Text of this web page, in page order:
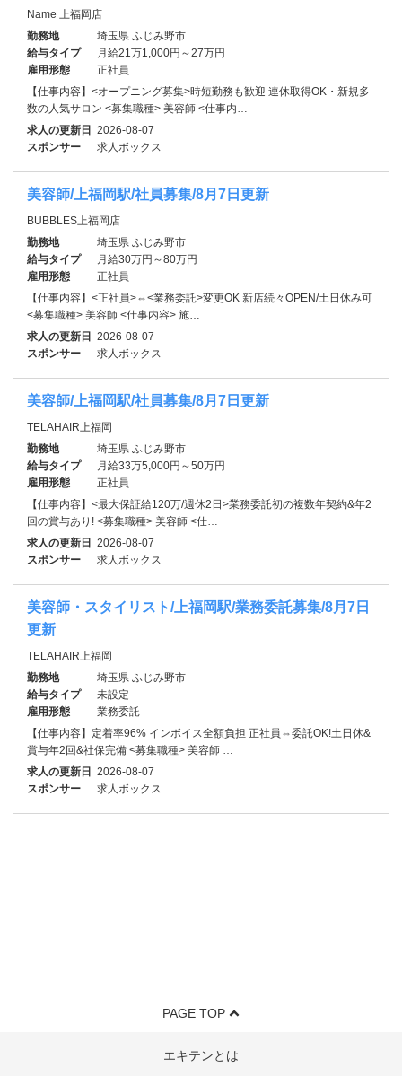
Name 上福岡店
勤務地
埼玉県 ふじみ野市
給与タイプ
月給21万1,000円～27万円
雇用形態
正社員
【仕事内容】<オープニング募集>時短勤務も歓迎 連休取得OK・新規多
数の人気サロン <募集職種> 美容師 <仕事内…
求人の更新日 2026-08-07
スポンサー
求人ボックス
美容師/上福岡駅/社員募集/8月7日更新
BUBBLES上福岡店
勤務地
埼玉県 ふじみ野市
給与タイプ
月給30万円～80万円
雇用形態
正社員
【仕事内容】<正社員>⇔<業務委託>変更OK 新店続々OPEN/土日休み可
<募集職種> 美容師 <仕事内容> 施…
求人の更新日 2026-08-07
スポンサー
求人ボックス
美容師/上福岡駅/社員募集/8月7日更新
TELAHAIR上福岡
勤務地
埼玉県 ふじみ野市
給与タイプ
月給33万5,000円～50万円
雇用形態
正社員
【仕事内容】<最大保証給120万/週休2日>業務委託初の複数年契約&年2
回の賞与あり! <募集職種> 美容師 <仕…
求人の更新日 2026-08-07
スポンサー
求人ボックス
美容師・スタイリスト/上福岡駅/業務委託募集/8月7日
更新
TELAHAIR上福岡
勤務地
埼玉県 ふじみ野市
給与タイプ
未設定
雇用形態
業務委託
【仕事内容】定着率96% インボイス全額負担 正社員⇔委託OK!土日休&
賞与年2回&社保完備 <募集職種> 美容師 …
求人の更新日 2026-08-07
スポンサー
求人ボックス
PAGE TOP
エキテンとは